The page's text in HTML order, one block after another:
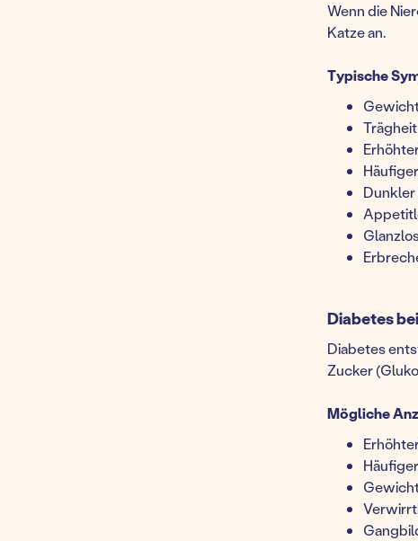
Wenn die
Katze an.
Typische
Diabetes
Diabetes
Zucker
Mögliche